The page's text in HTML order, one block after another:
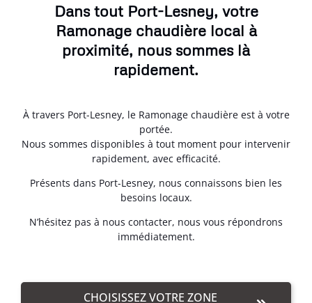
Dans tout Port-Lesney, votre
Ramonage chaudière local à
proximité, nous sommes là
rapidement.
À travers Port-Lesney, le Ramonage chaudière est à votre
portée.
Nous sommes disponibles à tout moment pour intervenir
rapidement, avec efficacité.
Présents dans Port-Lesney, nous connaissons bien les
besoins locaux.
N’hésitez pas à nous contacter, nous vous répondrons
immédiatement.
CHOISISSEZ VOTRE ZONE